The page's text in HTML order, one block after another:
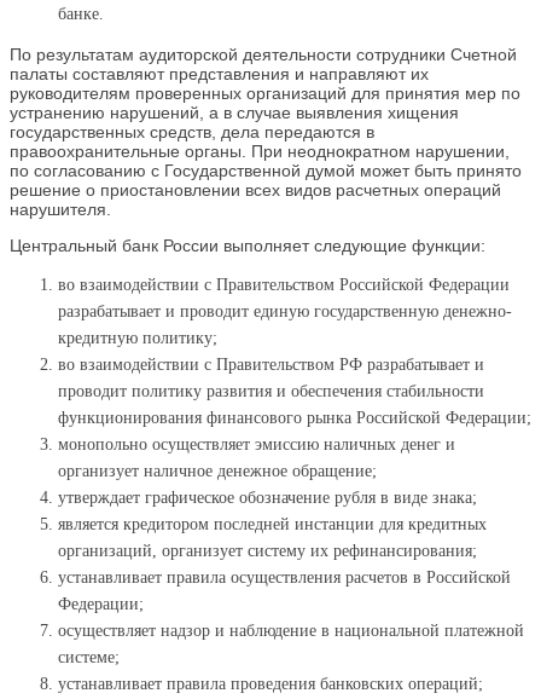
банке.
По результатам аудиторской деятельности сотрудники Счетной
палаты составляют представления и направляют их
руководителям проверенных организаций для принятия мер по
устранению нарушений, а в случае выявления хищения
государственных средств, дела передаются в
правоохранительные органы. При неоднократном нарушении,
по согласованию с Государственной думой может быть принято
решение о приостановлении всех видов расчетных операций
нарушителя.
Центральный банк России выполняет следующие функции:
во взаимодействии с Правительством Российской Федерации
разрабатывает и проводит единую государственную денежно-
кредитную политику;
во взаимодействии с Правительством РФ разрабатывает и
проводит политику развития и обеспечения стабильности
функционирования финансового рынка Российской Федерации;
монопольно осуществляет эмиссию наличных денег и
организует наличное денежное обращение;
утверждает графическое обозначение рубля в виде знака;
является кредитором последней инстанции для кредитных
организаций, организует систему их рефинансирования;
устанавливает правила осуществления расчетов в Российской
Федерации;
осуществляет надзор и наблюдение в национальной платежной
системе;
устанавливает правила проведения банковских операций;